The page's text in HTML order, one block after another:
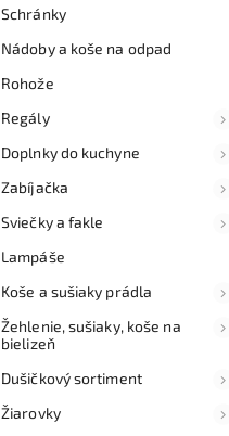
Schránky
Nádoby a koše na odpad
Rohože
Regály
Doplnky do kuchyne
Zabíjačka
Sviečky a fakle
Lampáše
Koše a sušiaky prádla
Žehlenie, sušiaky, koše na
bielizeň
Dušičkový sortiment
Žiarovky